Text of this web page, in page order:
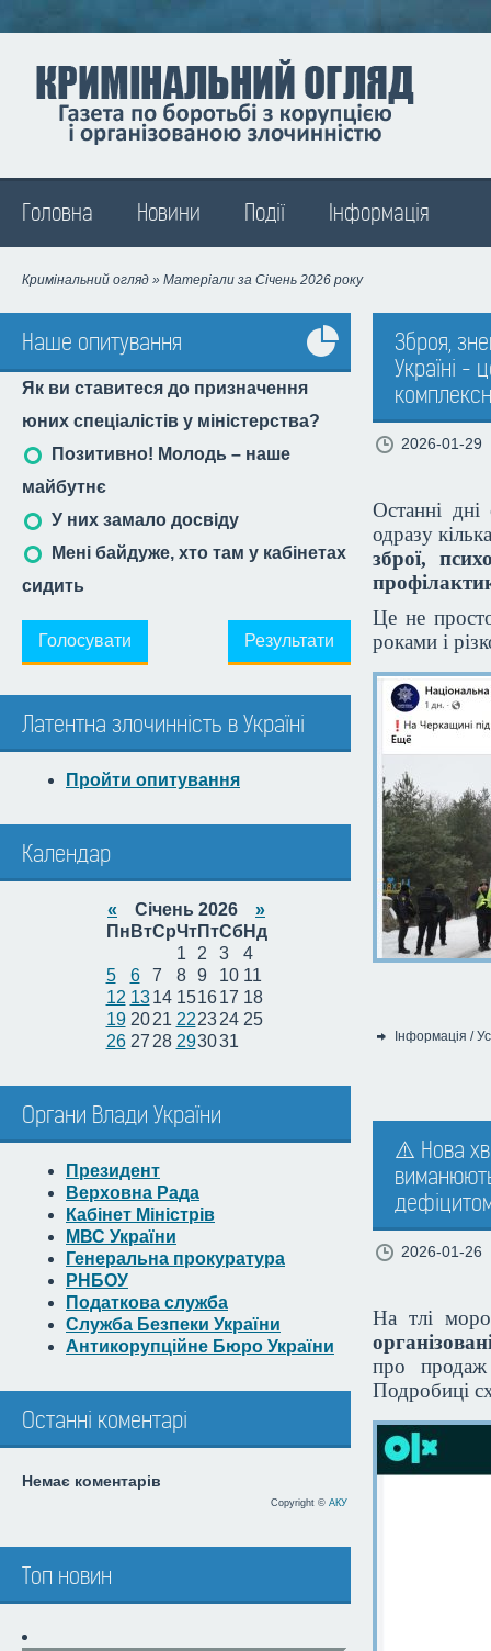
Головна Новини Події Інформація
Кримінальний огляд » Матеріали за Січень 2026 року
Наше опитування
Усі
опитування
Як ви ставитеся до призначення
юних спеціалістів у міністерства?
Позитивно! Молодь – наше
майбутнє
У них замало досвіду
Мені байдуже, хто там у кабінетах
сидить
Голосувати Результати
Латентна злочинність в Україні
Пройти опитування
Календар
« Січень 2026 »
Пн ВтСрЧтПтСбНд
1
2 3
4
5
6 7 8 9 10 11
12 13 14 1516 17 18
19 20 21 2223 24 25
26 27 28 293031
Органи Влади України
Президент
Верховна Рада
Кабінет Міністрів
МВС України
Генеральна прокуратура
РНБОУ
Податкова служба
Служба Безпеки України
Антикорупційне Бюро України
Останні коментарі
Немає коментарів
Copyright © АКУ
Топ новин
Зброя,
Україні -
2026-01-29
Останні дні
одразу
зброї,
Це не
роками і
Інформація /
⚠️ Нова
2026-01-26
На тлі
про
Подробиці